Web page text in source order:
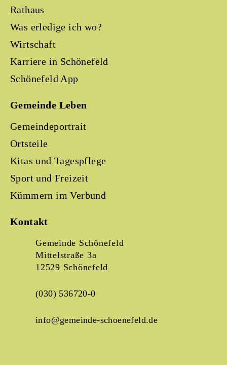
Rathaus
Was erledige ich wo?
Wirtschaft
Karriere in Schönefeld
Schönefeld App
Gemeinde Leben
Gemeindeportrait
Ortsteile
Kitas und Tagespflege
Sport und Freizeit
Kümmern im Verbund
Kontakt
Gemeinde Schönefeld
Mittelstraße 3a
12529 Schönefeld
(030) 536720-0
info@gemeinde-schoenefeld.de